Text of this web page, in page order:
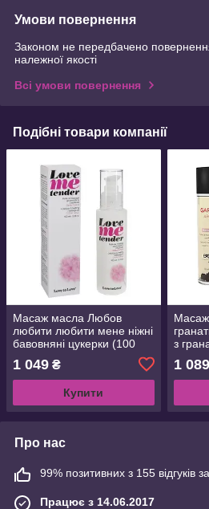
Умови повернення
Законом не передбачено
належної якості
Всі умови повернення
Подібні товари компанії
Масаж масла Любов
любити любити мене ніжні
бавовняні цукерки (100
консервантів
1 049 ₴
Купити
з
1 089
Про нас
99% позитивних з 155 відгуків
Працює з 14.06.2017